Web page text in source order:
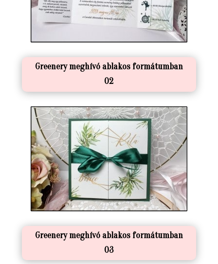
Greenery meghívó ablakos formátumban
02
Greenery meghívó ablakos formátumban
03